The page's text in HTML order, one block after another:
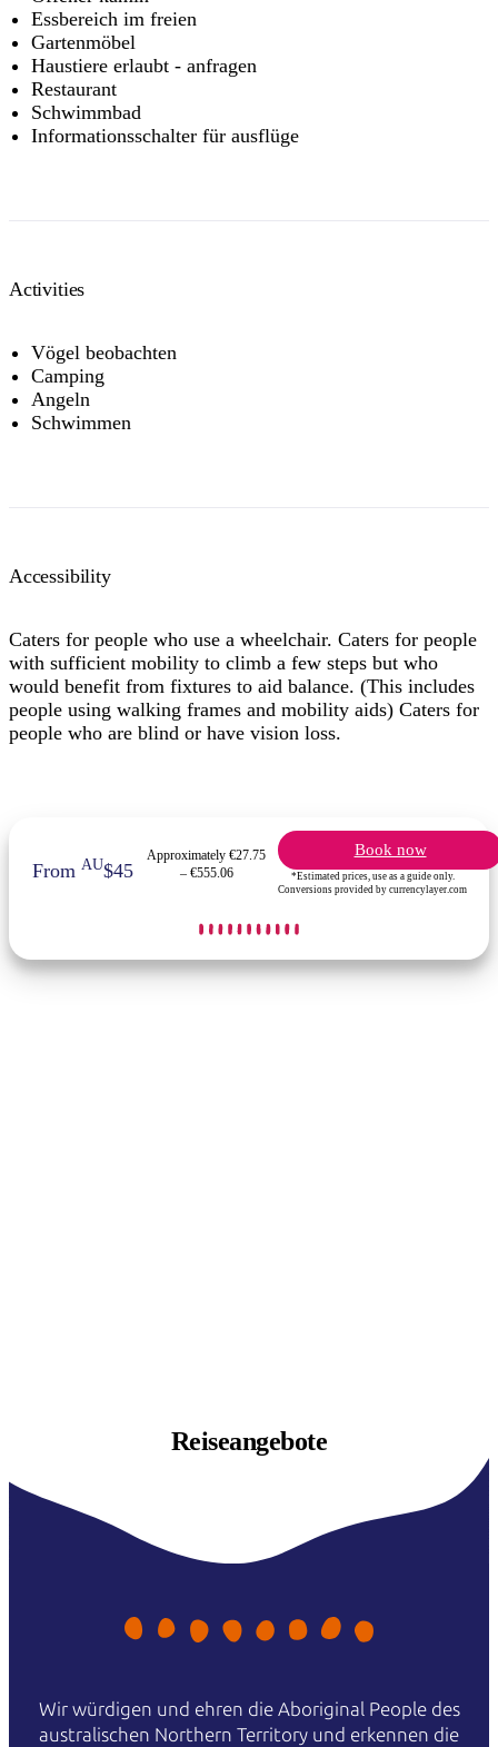
Essbereich im freien
Gartenmöbel
Haustiere erlaubt - anfragen
Restaurant
Schwimmbad
Informationsschalter für ausflüge
Activities
Vögel beobachten
Camping
Angeln
Schwimmen
Accessibility
Caters for people who use a wheelchair. Caters for people
with sufficient mobility to climb a few steps but who
would benefit from fixtures to aid balance. (This includes
people using walking frames and mobility aids) Caters for
people who are blind or have vision loss.
FromAU$45
Approximately €27.75
– €555.06
Book now
*Estimated prices, use as a guide only.
Conversions provided by currencylayer.com
Reiseangebote
Wir würdigen und ehren die Aboriginal People des
australischen Northern Territory und erkennen die